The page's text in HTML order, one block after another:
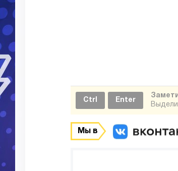
Ctrl Enter
Мы в